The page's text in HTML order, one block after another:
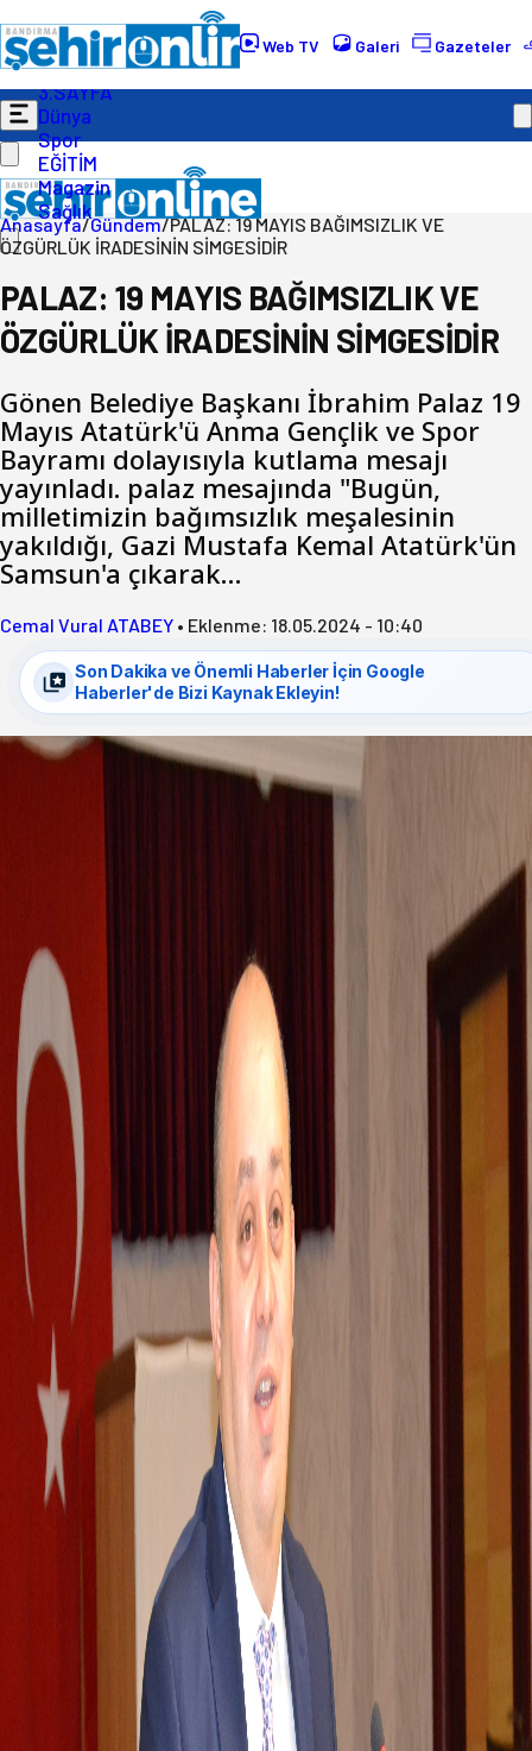
Web TV Galeri Gazeteler
Gündem
Ekonomi
Politika
3.SAYFA
Dünya
Spor
EĞİTİM
Magazin
Sağlık
Anasayfa/Gündem/PALAZ: 19 MAYIS BAĞIMSIZLIK VE
ÖZGÜRLÜK İRADESİNİN SİMGESİDİR
PALAZ: 19 MAYIS BAĞIMSIZLIK VE
ÖZGÜRLÜK İRADESİNİN SİMGESİDİR
Gönen Belediye Başkanı İbrahim Palaz 19
Mayıs Atatürk'ü Anma Gençlik ve Spor
Bayramı dolayısıyla kutlama mesajı
yayınladı. palaz mesajında "Bugün,
milletimizin bağımsızlık meşalesinin
yakıldığı, Gazi Mustafa Kemal Atatürk'ün
Samsun'a çıkarak…
Cemal Vural ATABEY • Eklenme: 18.05.2024 - 10:40
Son Dakika ve Önemli Haberler İçin Google
Haberler'de Bizi Kaynak Ekleyin!